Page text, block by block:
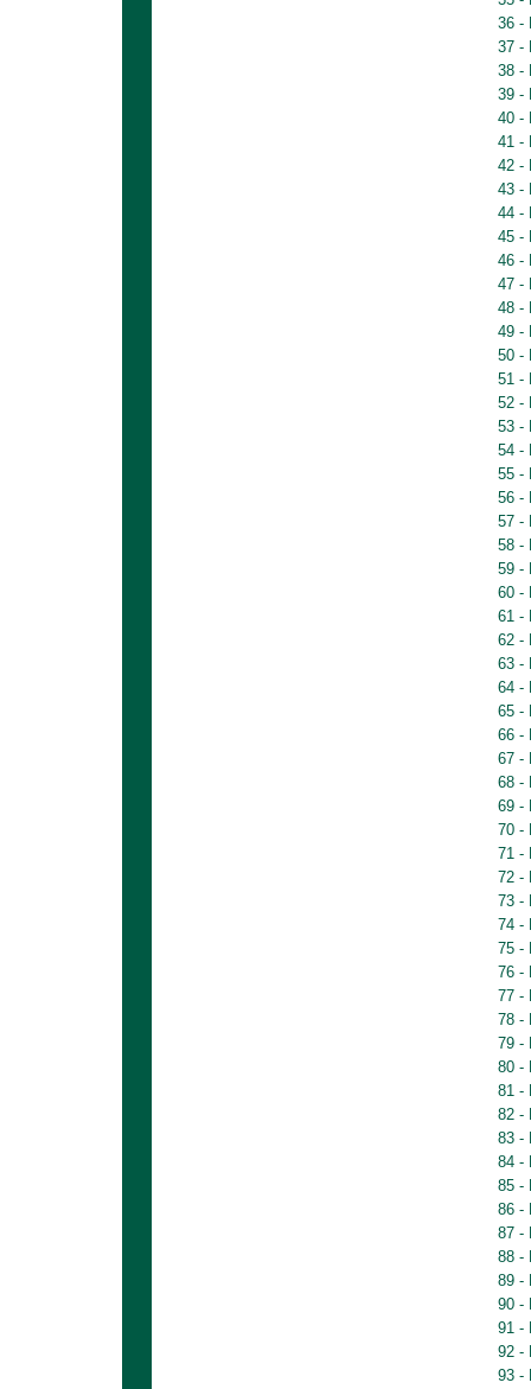
36 -
37 -
38 -
39 -
40 -
41 -
42 -
43 -
44 -
45 -
46 -
47 -
48 -
49 -
50 -
51 -
52 -
53 -
54 -
55 -
56 -
57 -
58 -
59 -
60 -
61 -
62 -
63 -
64 -
65 -
66 -
67 -
68 -
69 -
70 -
71 -
72 -
73 -
74 -
75 -
76 -
77 -
78 -
79 -
80 -
81 -
82 -
83 -
84 -
85 -
86 -
87 -
88 -
89 -
90 -
91 -
92 -
93 -